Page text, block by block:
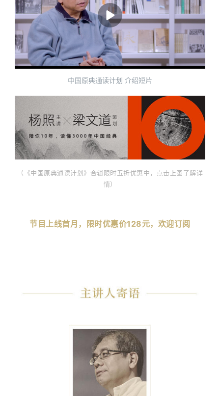
中国原典通读计划 介绍短片
（《中国原典通读计划》合辑限时五折优惠中，点击上图了解详
情）
节目上线首月，限时优惠价128元，欢迎订阅